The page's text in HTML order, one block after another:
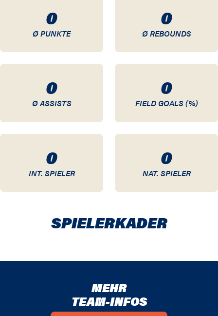
72 / 73
70 / 71
69 / 70
67 / 68
66 / 67
0
Ø PUNKTE
0
Ø REBOUNDS
0
Ø ASSISTS
0
FIELD GOALS (%)
0
INT. SPIELER
0
NAT. SPIELER
SPIELER­KADER
MEHR
TEAM-INFOS